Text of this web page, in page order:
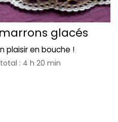
glacés
plaisir en bouche !
: 4 h 20 min